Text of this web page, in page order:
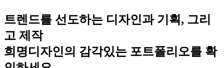
트렌드를 선도하는 디자인과 기획, 그리
고 제작
희명디자인의 감각있는 포트폴리오를 확